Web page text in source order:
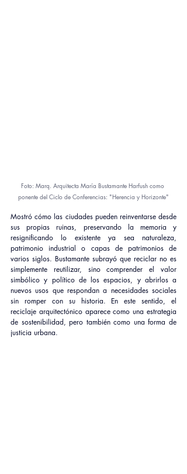
Foto: Marq. Arquitecta María Bustamante Harfush como
ponente del Ciclo de Conferencias: "Herencia y Horizonte"
Mostró cómo las ciudades pueden reinventarse desde
sus propias ruinas, preservando la memoria y
resignificando lo existente ya sea naturaleza,
patrimonio industrial o capas de patrimonios de
varios siglos. Bustamante subrayó que reciclar no es
simplemente reutilizar, sino comprender el valor
simbólico y político de los espacios, y abrirlos a
nuevos usos que respondan a necesidades sociales
sin romper con su historia. En este sentido, el
reciclaje arquitectónico aparece como una estrategia
de sostenibilidad, pero también como una forma de
justicia urbana.